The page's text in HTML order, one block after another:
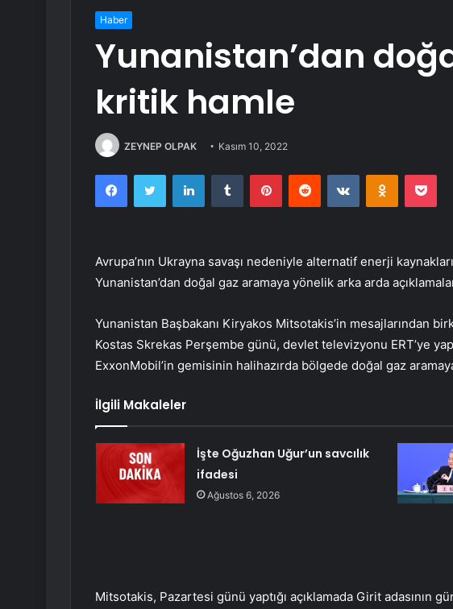
Haber
Yunanistan’dan
kritik hamle
ZEYNEP OLPAK Kasım 10, 2022
FacebookTwitter LinkedInTumblr PinterestReddit VKontakte
Avrupa’nın Ukrayna savaşı nedeniyle alternatif enerji
Yunanistan’dan doğal gaz aramaya yönelik arka arda
Yunanistan Başbakanı Kiryakos Mitsotakis’in mesajlarından
Kostas Skrekas Perşembe günü, devlet televizyonu ERT’ye
ExxonMobil’in gemisinin halihazırda bölgede doğal gaz
İlgili Makaleler
İşte Oğuzhan Uğur’un savcılık
ifadesi
Ağustos 6, 2026
Mitsotakis, Pazartesi günü yaptığı açıklamada Girit adasının